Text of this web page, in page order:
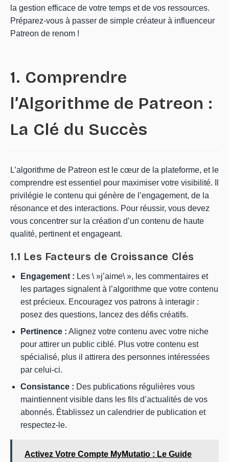
la gestion efficace de votre temps et de vos ressources.
Préparez-vous à passer de simple créateur à influenceur
Patreon de renom !
1. Comprendre
l’Algorithme de Patreon :
La Clé du Succès
L’algorithme de Patreon est le cœur de la plateforme, et le
comprendre est essentiel pour maximiser votre visibilité. Il
privilégie le contenu qui génère de l’engagement, de la
résonance et des interactions. Pour réussir, vous devez
vous concentrer sur la création d’un contenu de haute
qualité, pertinent et engageant.
1.1 Les Facteurs de Croissance Clés
Engagement : Les \ »j’aime\ », les commentaires et
les partages signalent à l’algorithme que votre contenu
est précieux. Encouragez vos patrons à interagir :
posez des questions, lancez des défis créatifs.
Pertinence : Alignez votre contenu avec votre niche
pour attirer un public ciblé. Plus votre contenu est
spécialisé, plus il attirera des personnes intéressées
par celui-ci.
Consistance : Des publications régulières vous
maintiennent visible dans les fils d’actualités de vos
abonnés. Établissez un calendrier de publication et
respectez-le.
Activez Votre Compte MyMutatio : Le Guide